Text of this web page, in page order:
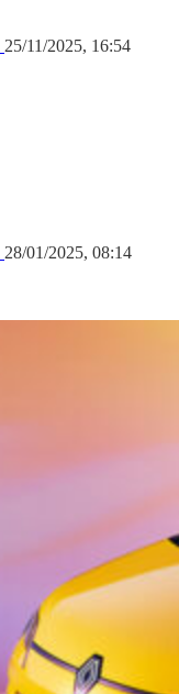
25/11/2025, 16:54
28/01/2025, 08:14